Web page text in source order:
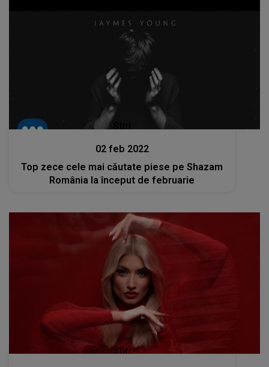
02 feb 2022
Top zece cele mai căutate piese pe Shazam
România la început de februarie
Stiri